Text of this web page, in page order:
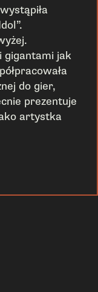
gigantami jak
do gier,
prezentuje
artystka